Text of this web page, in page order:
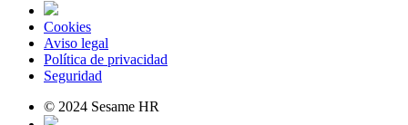
Cookies
Aviso legal
Política de privacidad
Seguridad
© 2024 Sesame HR